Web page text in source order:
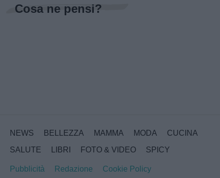
Cosa ne pensi?
NEWS BELLEZZA MAMMA MODA
CUCINA
SALUTE
LIBRI FOTO & VIDEO SPICY
Pubblicità Redazione
Cookie Policy